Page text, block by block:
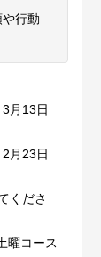
行動
月13日
月23日
くださ
曜コース